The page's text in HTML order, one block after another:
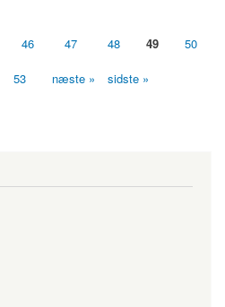
46 47 48 49 50
53 næste » sidste »